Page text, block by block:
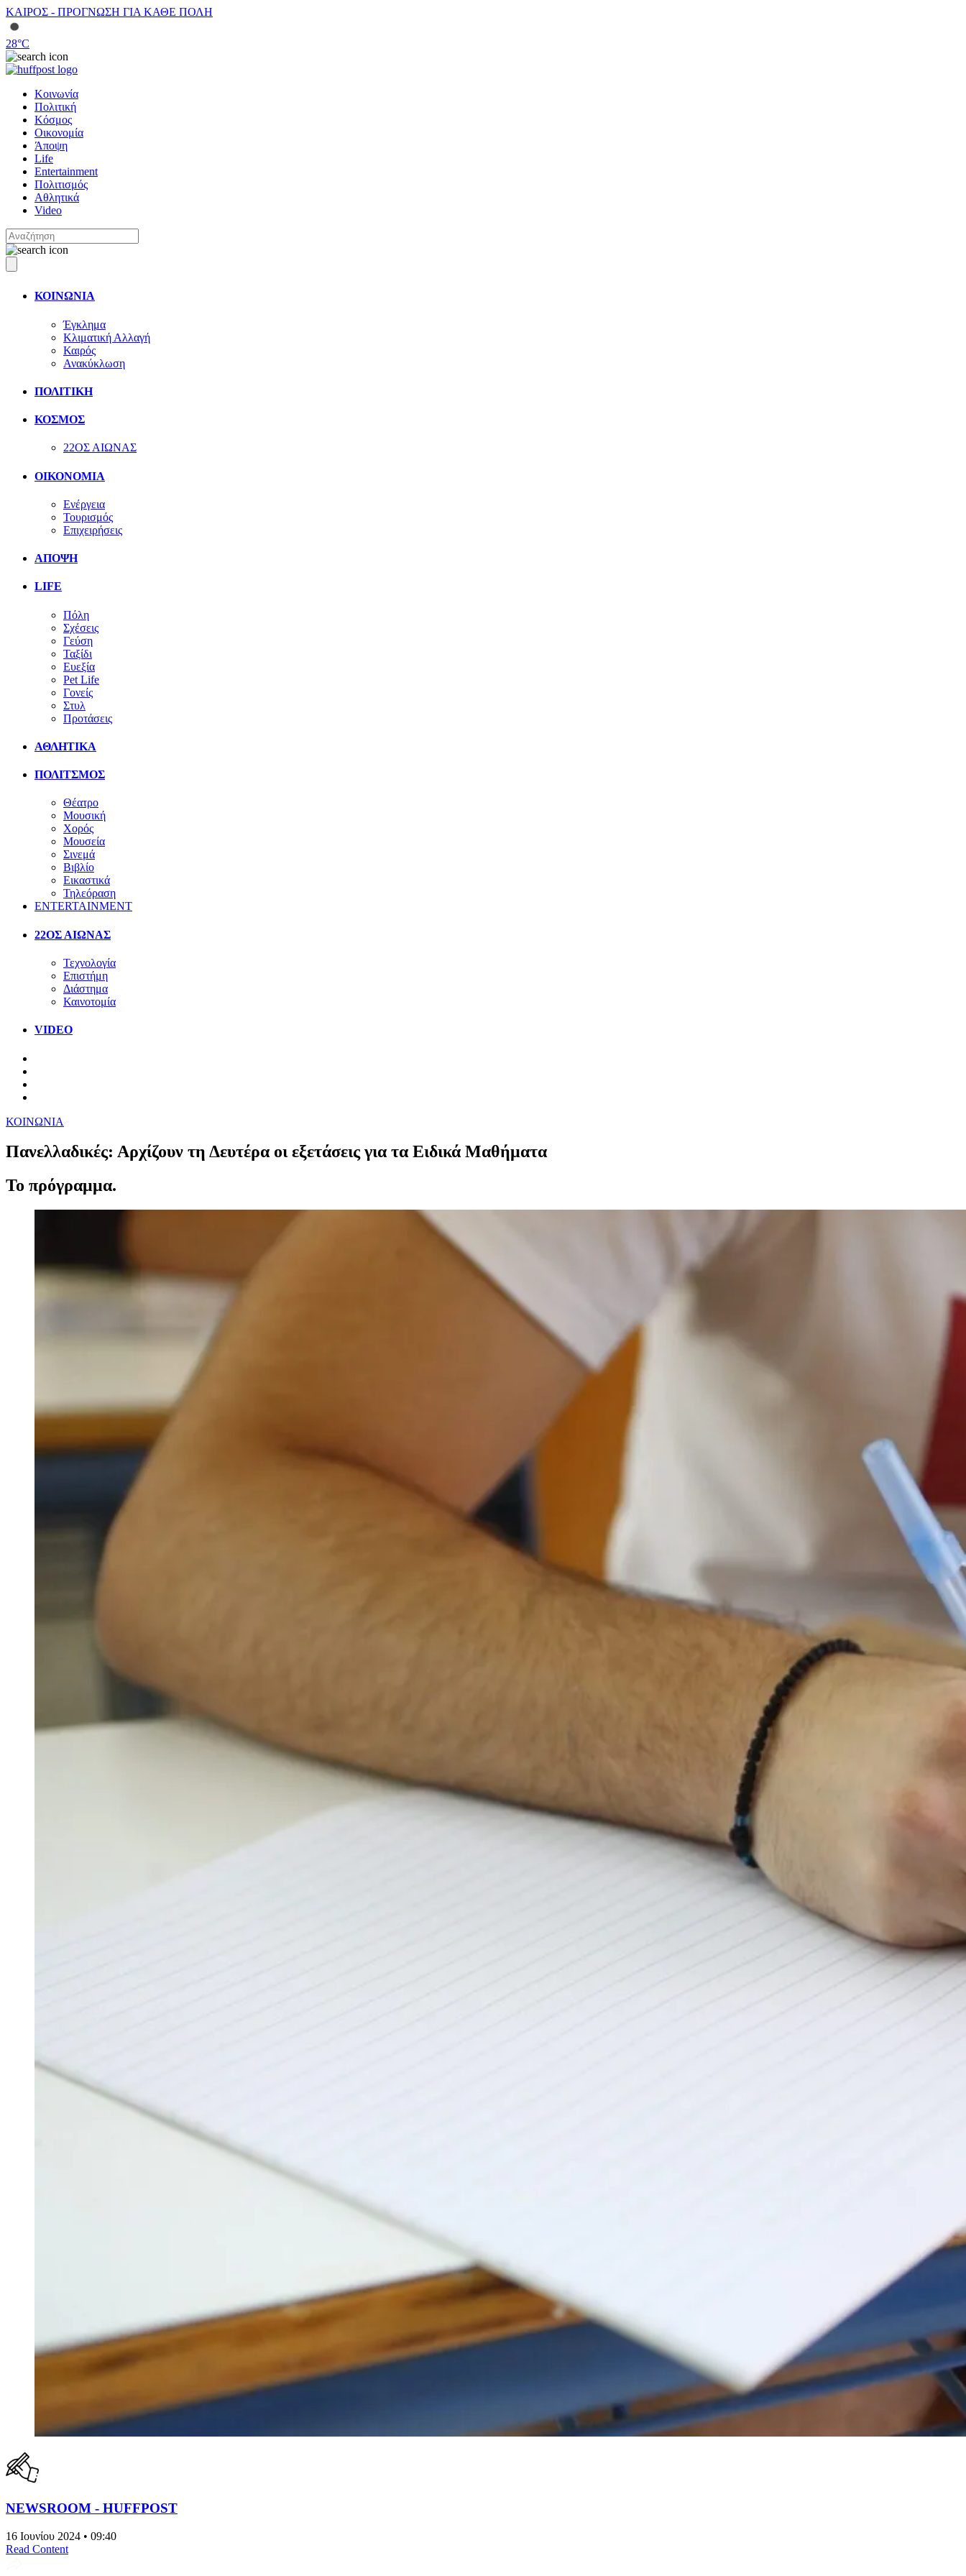
ΚΑΙΡΟΣ - ΠΡΟΓΝΩΣΗ ΓΙΑ ΚΑΘΕ ΠΟΛΗ
28°C
Κοινωνία
Πολιτική
Κόσμος
Οικονομία
Άποψη
Life
Entertainment
Πολιτισμός
Αθλητικά
Video
ΚΟΙΝΩΝΙΑ
Έγκλημα
Κλιματική Αλλαγή
Καιρός
Ανακύκλωση
ΠΟΛΙΤΙΚΗ
ΚΟΣΜΟΣ
22ΟΣ ΑΙΩΝΑΣ
ΟΙΚΟΝΟΜΙΑ
Ενέργεια
Τουρισμός
Επιχειρήσεις
ΑΠΟΨΗ
LIFE
Πόλη
Σχέσεις
Γεύση
Ταξίδι
Ευεξία
Pet Life
Γονείς
Στυλ
Προτάσεις
ΑΘΛΗΤΙΚΑ
ΠΟΛΙΤΣΜΟΣ
Θέατρο
Μουσική
Χορός
Μουσεία
Σινεμά
Βιβλίο
Εικαστικά
Τηλεόραση
ENTERTAINMENT
22ΟΣ ΑΙΩΝΑΣ
Τεχνολογία
Επιστήμη
Διάστημα
Καινοτομία
VIDEO
ΚΟΙΝΩΝΙΑ
Πανελλαδικές: Αρχίζουν τη Δευτέρα οι εξετάσεις για τα Ειδικά Μαθήματα
Το πρόγραμμα.
NEWSROOM - HUFFPOST
16 Ιουνίου 2024 • 09:40
Read Content